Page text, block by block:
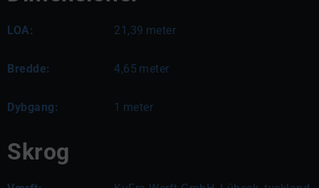
LOA: 21,39 meter
Bredde: 4,65 meter
Dybgang: 1 meter
Skrog